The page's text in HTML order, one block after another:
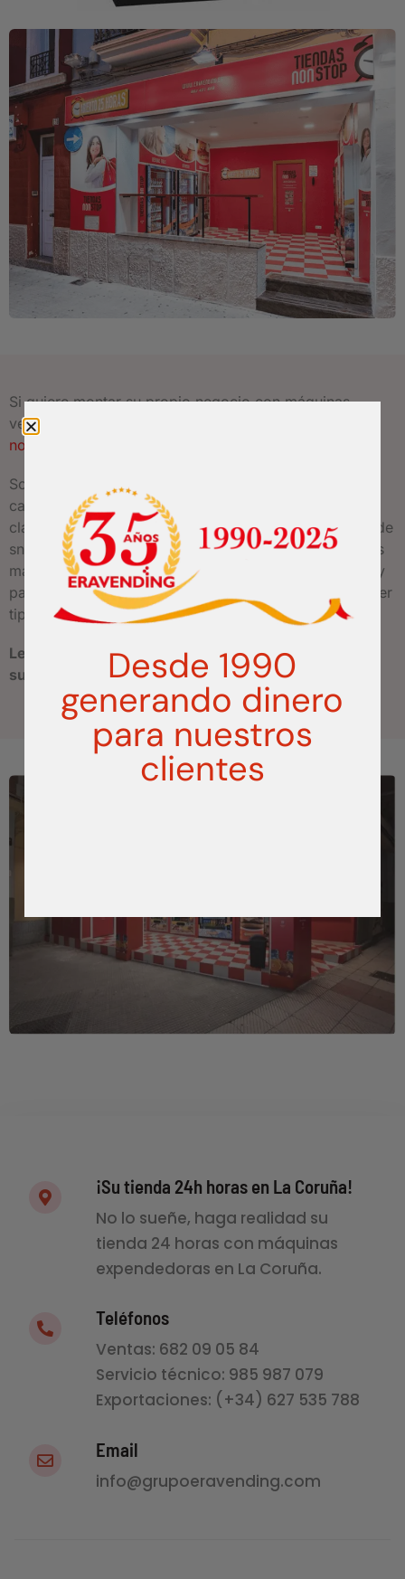
Si quiere montar su propio negocio con máquinas
vending en La Coruña, no dude en
nosotros
Somos fabricantes y distribuidores de un amplio
catálogo demáquinas expendedoras
clásicas máquinas de café, a las populares máquinas de
snacks, bebidas y chuches, pasando por las modernas
máquinas de comida caliente, productos de farmacia y
parafarmacia o máquinas personalizadas para cualquier
tipo de producto.
Le prepararemos un presupuesto sin compromiso a
su medida.
¡Su tienda 24h horas en La Coruña!
No lo sueñe, haga realidad su
tienda 24 horas con máquinas
expendedoras en La Coruña.
Teléfonos
Ventas: 682 09 05 84
Servicio técnico: 985 987 079
Exportaciones: (+34) 627 535 788
Email
info@grupoeravending.com
Desde 1990
generando dinero
para nuestros
clientes